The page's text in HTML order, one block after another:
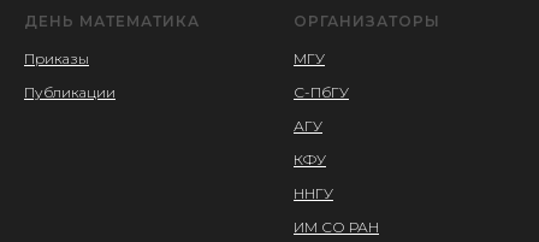
ДЕНЬ МАТЕМАТИКА
Приказы
Публикации
ОРГАНИЗАТОРЫ
МГУ
С-ПбГУ
АГУ
КФУ
ННГУ
ИМ СО РАН